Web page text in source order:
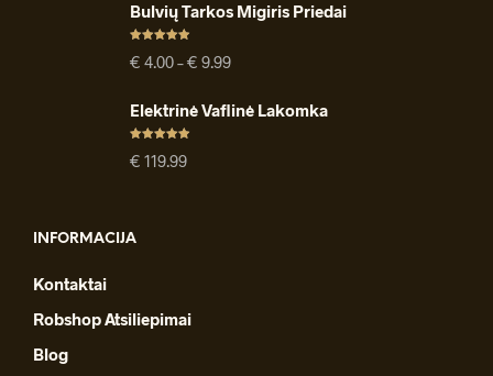
Bulvių Tarkos Migiris Priedai
:4.91iš 5
€ 4.00–€ 9.99Price
through
Elektrinė Vaflinė Lakomka
:4.94iš 5
€ 119.99
INFORMACIJA
Kontaktai
Robshop Atsiliepimai
Blog